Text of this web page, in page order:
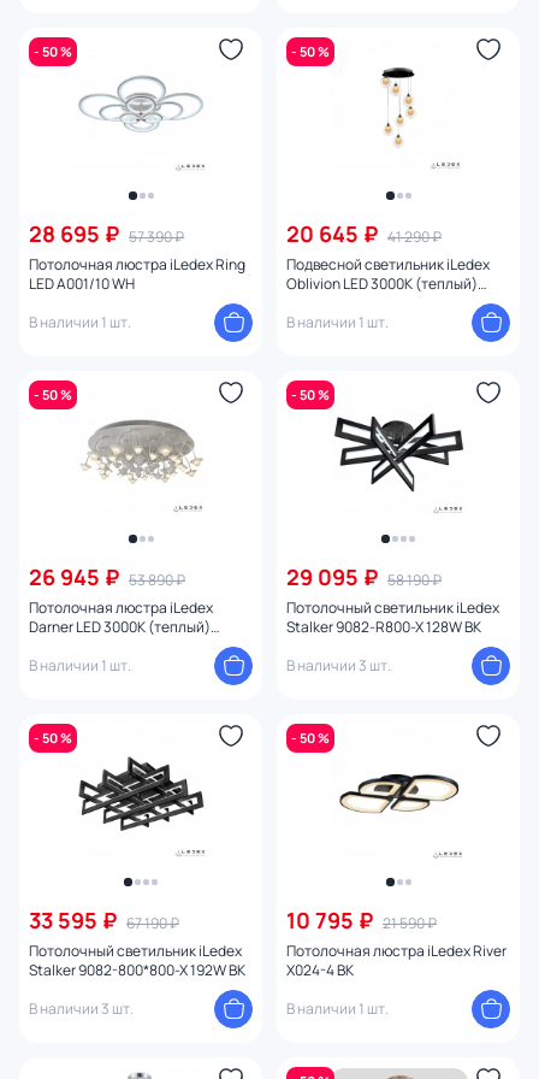
- 50 %
28 695 ₽ 57 390 ₽
Потолочная люстра iLedex Ring
LED A001/10 WH
В наличии 1 шт.
- 50 %
20 645 ₽ 41 290 ₽
Подвесной светильник iLedex
Oblivion LED 3000К (теплый)
В наличии 1 шт.
- 50 %
26 945 ₽ 53 890 ₽
Потолочная люстра iLedex
Darner LED 3000К (теплый)
В наличии 1 шт.
- 50 %
29 095 ₽ 58 190 ₽
Потолочный светильник iLedex
Stalker 9082-R800-X 128W BK
В наличии 3 шт.
- 50 %
33 595 ₽ 67 190 ₽
Потолочный светильник iLedex
Stalker 9082-800*800-X 192W BK
В наличии 3 шт.
- 50 %
10 795 ₽ 21 590 ₽
Потолочная люстра iLedex River
X024-4 BK
В наличии 1 шт.